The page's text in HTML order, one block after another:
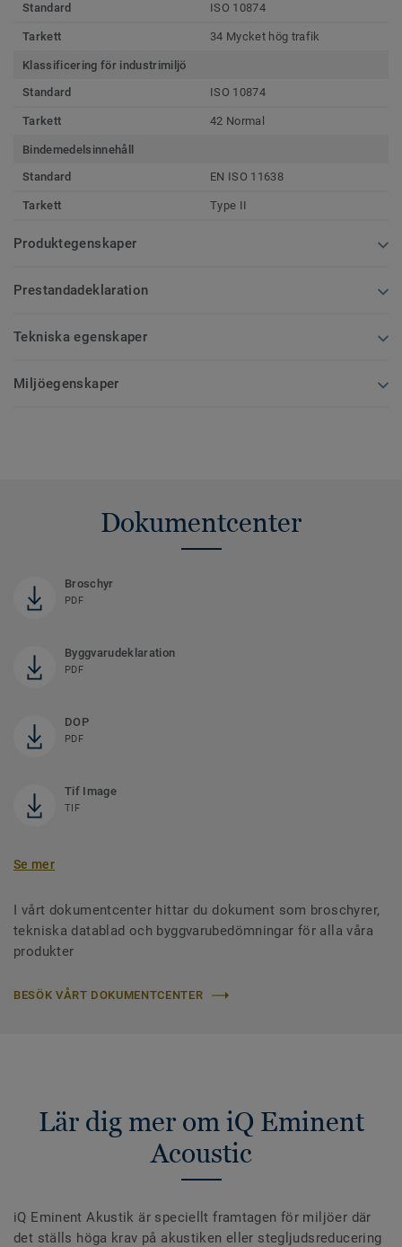
Standard
ISO 10874
Tarkett 34 Mycket hög trafik
Klassificering för industrimiljö
Standard
ISO 10874
Tarkett 42 Normal
Bindemedelsinnehåll
Standard
EN ISO 11638
Tarkett Type II
Produktegenskaper
Prestandadeklaration
Tekniska egenskaper
Miljöegenskaper
Dokumentcenter
Broschyr
PDF
Byggvarudeklaration
PDF
DOP
PDF
Tif Image
TIF
Se mer
I vårt dokumentcenter hittar du dokument som broschyrer,
tekniska datablad och byggvarubedömningar för alla våra
produkter
BESÖK VÅRT DOKUMENTCENTER
Lär dig mer om iQ Eminent
Acoustic
iQ Eminent Akustik är speciellt framtagen för miljöer där
det ställs höga krav på akustiken eller stegljudsreducering